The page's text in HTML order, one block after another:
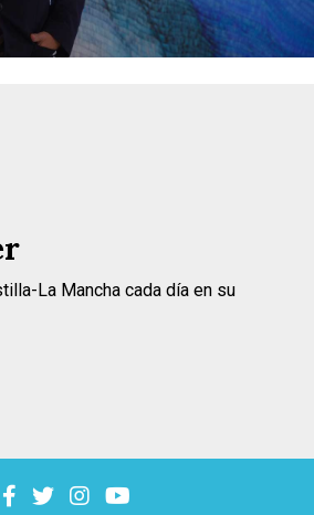
La Mancha cada día en su